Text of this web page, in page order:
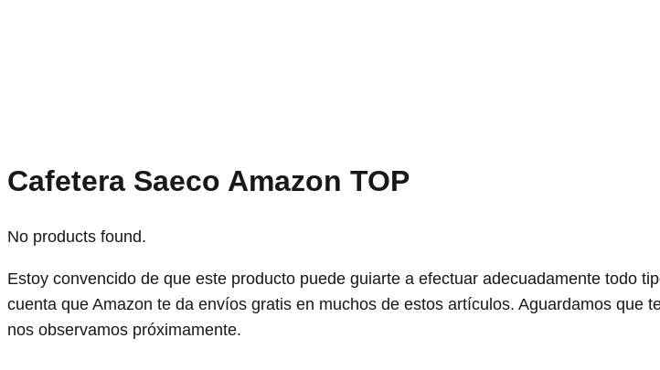
Cafetera Saeco Amazon TOP
No products found.
Estoy convencido de que este producto puede guiarte a efectuar adecuadamente todo
cuenta que Amazon te da envíos gratis en muchos de estos artículos. Aguardamos que
nos observamos próximamente.